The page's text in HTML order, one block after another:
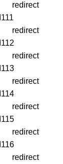
redirect
redirect
redirect
redirect
redirect
redirect
redirect